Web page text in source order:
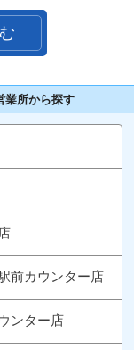
業所から探す
前カウンター店
ンター店